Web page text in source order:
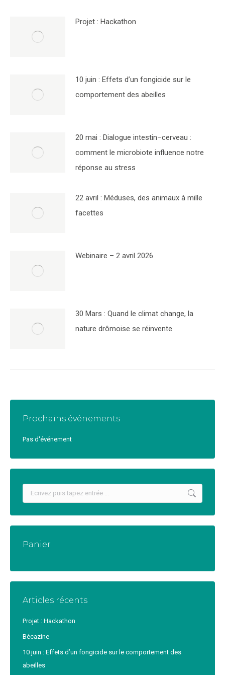
Projet : Hackathon
10 juin : Effets d’un fongicide sur le
comportement des abeilles
20 mai : Dialogue intestin–cerveau :
comment le microbiote influence notre
réponse au stress
22 avril : Méduses, des animaux à mille
facettes
Webinaire – 2 avril 2026
30 Mars : Quand le climat change, la
nature drômoise se réinvente
Prochains événements
Pas d'événement
Recherche
:
Panier
Articles récents
Projet : Hackathon
Bécazine
10 juin : Effets d’un fongicide sur le comportement des
abeilles